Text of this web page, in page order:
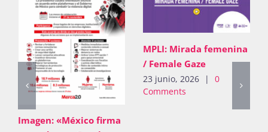
firma
MPLI: Mirada femenina
/ Female Gaze
23 junio, 2026
Comments